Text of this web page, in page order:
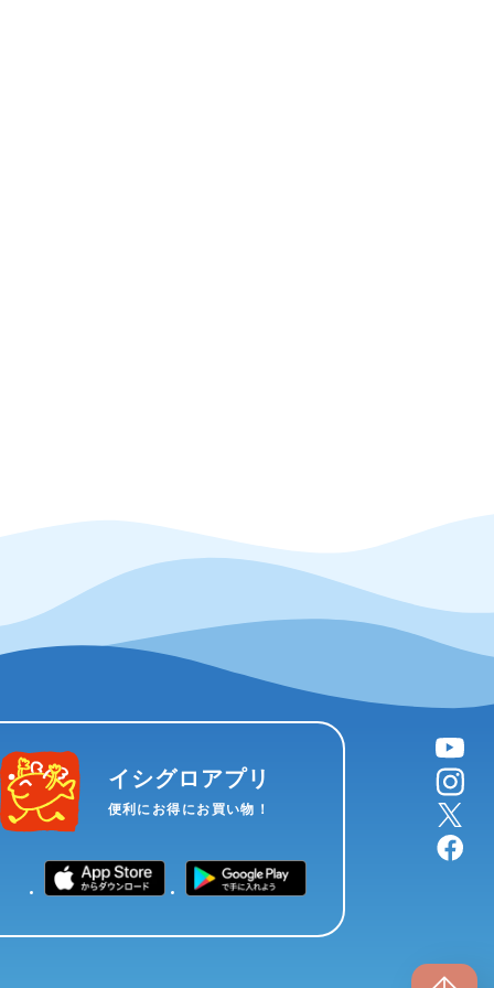
イシグロアプリ
便利にお得にお買い物！
YouTube
instagram
X
facebook